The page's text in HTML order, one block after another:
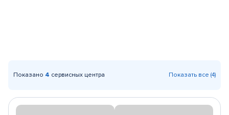
Показано 4 сервисных центра Показать все (4)